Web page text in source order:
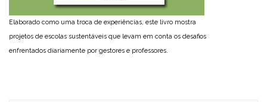
Elaborado como uma troca de experiências, este livro mostra
projetos de escolas sustentáveis que levam em conta os desafios
enfrentados diariamente por gestores e professores.